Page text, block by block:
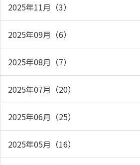
2025年11月（3）
2025年09月（6）
2025年08月（7）
2025年07月（20）
2025年06月（25）
2025年05月（16）